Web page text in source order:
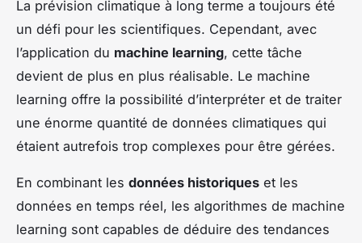
La prévision climatique à long terme a toujours été
un défi pour les scientifiques. Cependant, avec
l’application du machine learning, cette tâche
devient de plus en plus réalisable. Le machine
learning offre la possibilité d’interpréter et de traiter
une énorme quantité de données climatiques qui
étaient autrefois trop complexes pour être gérées.
En combinant les données historiques et les
données en temps réel, les algorithmes de machine
learning sont capables de déduire des tendances